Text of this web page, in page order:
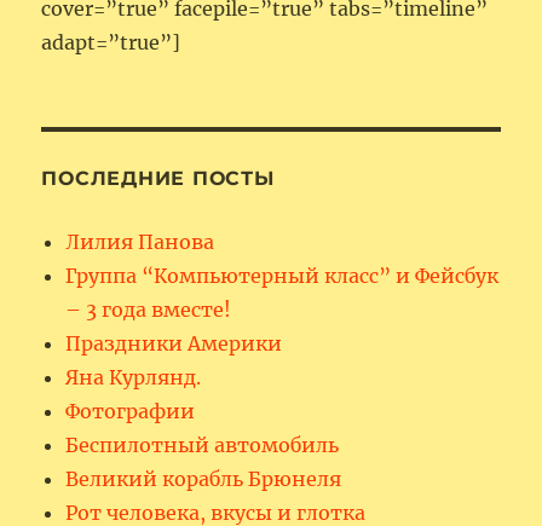
cover=”true” facepile=”true” tabs=”timeline”
adapt=”true”]
ПОСЛЕДНИЕ ПОСТЫ
Лилия Панова
Группа “Компьютерный класс” и Фейсбук
– 3 года вместе!
Праздники Америки
Яна Курлянд.
Фотографии
Беспилотный автомобиль
Великий корабль Брюнеля
Рот человека, вкусы и глотка